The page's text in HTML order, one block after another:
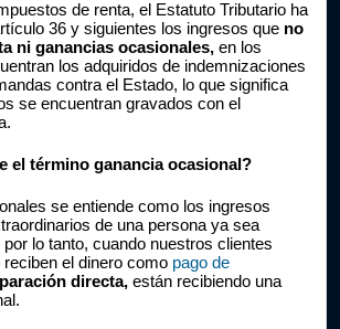
de renta, el Estatuto Tributario ha
36 y siguientes los ingresos que no
ni ganancias ocasionales, en los
los adquiridos de indemnizaciones
contra el Estado, lo que significa
se encuentran gravados con el
el término ganancia ocasional?
se entiende como los ingresos
de una persona ya sea
lo tanto, cuando nuestros clientes
el dinero como pago de
directa, están recibiendo una